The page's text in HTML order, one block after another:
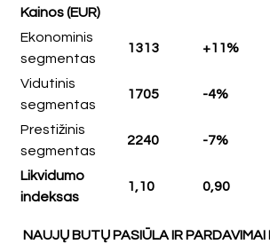
Kainos (EUR)
Ekonominis
segmentas
1313 +11%
Vidutinis
segmentas
1705 -4%
Prestižinis
segmentas
2240 -7%
Likvidumo
indeksas
1,10 0,90
NAUJŲ BUTŲ PASIŪLA IR PARDAVIMAI